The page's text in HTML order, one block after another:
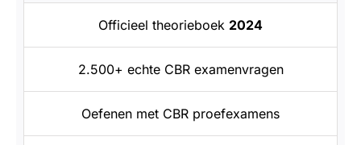
Officieel theorieboek 2024
2.500+ echte CBR examenvragen
Oefenen met CBR proefexamens